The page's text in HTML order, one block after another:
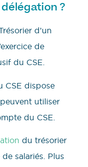
?
d’un
de
du CSE.
CSE dispose
utiliser
du CSE.
du trésorier
salariés. Plus